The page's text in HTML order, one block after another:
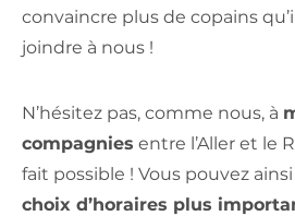
convaincre plus de copains
joindre à nous !
N’hésitez pas, comme nous, à
compagnies entre l’Aller et le
fait possible ! Vous pouvez
choix d’horaires plus